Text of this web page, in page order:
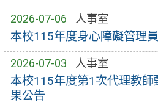
2026-07-06 人事室
本校115年度身心障礙管理
2026-07-03 人事室
本校115年度第1次代理教
果公告